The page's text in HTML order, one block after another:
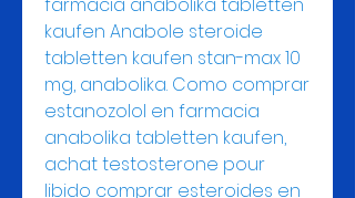
farmacia anabolika tabletten
kaufen Anabole steroide
tabletten kaufen stan-max 10
mg, anabolika. Como comprar
estanozolol en farmacia
anabolika tabletten kaufen,
achat testosterone pour
libido comprar esteroides en